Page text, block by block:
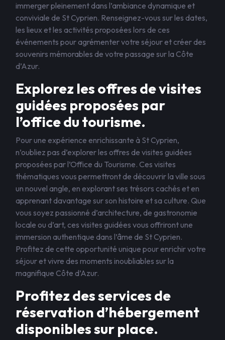
immerger pleinement dans l’ambiance dynamique et
conviviale de St Cyprien. Renseignez-vous sur les dates,
les lieux et les activités proposées lors de ces
événements pour agrémenter votre séjour et créer des
souvenirs mémorables de votre passage sur la Côte
d’Azur.
Explorez les offres de visites
guidées proposées par
l’office du tourisme.
Pour une expérience enrichissante à St Cyprien,
n’oubliez pas d’explorer les offres de visites guidées
proposées par l’Office du Tourisme. Ces visites
thématiques vous permettront de découvrir la ville sous
un nouvel angle, en explorant ses trésors cachés et en
apprenant davantage sur son histoire et sa culture. Que
vous soyez passionné d’architecture, de gastronomie
locale ou d’art, ces visites guidées vous offriront une
immersion authentique dans l’âme de St Cyprien.
Profitez de cette opportunité unique pour enrichir votre
séjour et vivre des moments inoubliables sur la
magnifique Côte d’Azur.
Profitez des services de
réservation d’hébergement
disponibles sur place.